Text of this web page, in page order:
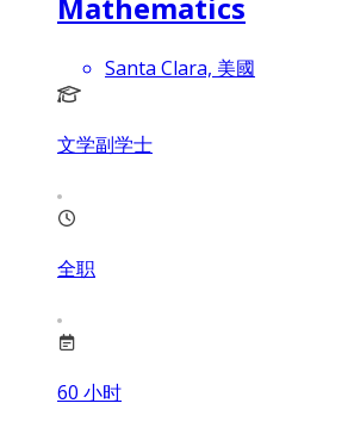
Mathematics
Santa Clara, 美國
文学副学士
全职
60 小时